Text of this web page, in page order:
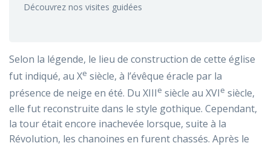
Découvrez nos visites guidées
Selon la légende, le lieu de construction de cette église
fut indiqué, au Xe siècle, à l’évêque éracle par la
présence de neige en été. Du XIIIe siècle au XVIe siècle,
elle fut reconstruite dans le style gothique. Cependant,
la tour était encore inachevée lorsque, suite à la
Révolution, les chanoines en furent chassés. Après le